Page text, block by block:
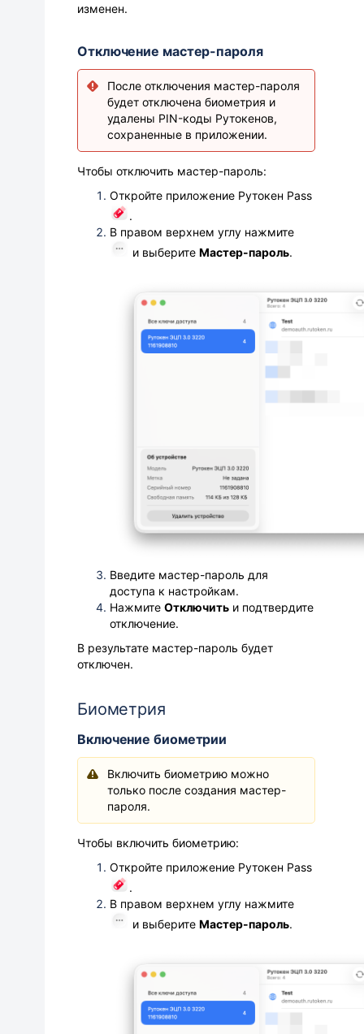
изменен.
Отключение мастер-пароля
После отключения мастер-пароля
будет отключена биометрия и
удалены PIN-коды Рутокенов,
сохраненные в приложении.
Чтобы отключить мастер-пароль:
Откройте приложение Рутокен Pass
.
В правом верхнем углу нажмите
и выберите Мастер-пароль.
Введите мастер-пароль для
доступа к настройкам.
Нажмите Отключить и подтвердите
отключение.
В результате мастер-пароль будет
отключен.
Биометрия
Включение биометрии
Включить биометрию можно
только после создания мастер-
пароля.
Чтобы включить биометрию:
Откройте приложение Рутокен Pass
.
В правом верхнем углу нажмите
и выберите Мастер-пароль.